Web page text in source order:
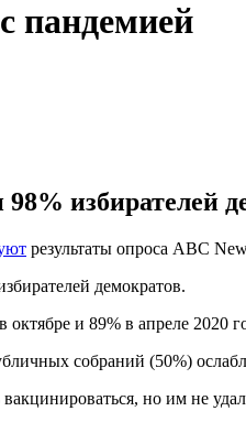
пандемией
избирателей
результаты опроса ABC
демократов.
и 89% в апреле 2020
собраний (50%)
но им не